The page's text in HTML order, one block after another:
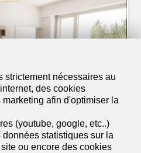
strictement nécessaires au
des cookies
afin d'optimiser la
(youtube, google, etc..)
statistiques sur la
ou encore des cookies